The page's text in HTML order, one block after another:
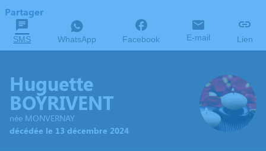
Partager
SMS WhatsApp Facebook E-mail Lien
Huguette
BOYRIVENT
née MONVERNAY
décédée le 13 décembre 2024